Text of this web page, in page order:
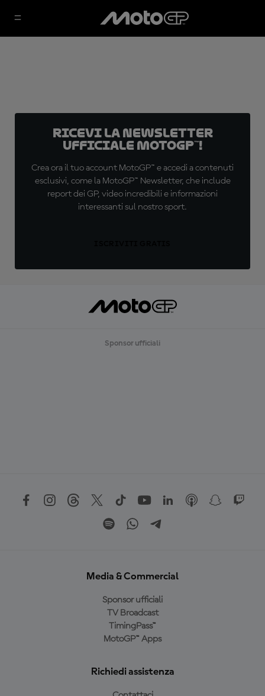
Ricevi la newsletter
ufficiale MotoGP™!
Crea ora il tuo account MotoGP™ e accedi a contenuti
esclusivi, come la MotoGP™ Newsletter, che include
report dei GP, video incredibili e informazioni
interessanti sul nostro sport.
Sponsor ufficiali
Media & Commercial
Sponsor ufficiali
TV Broadcast
TimingPass™
MotoGP™ Apps
Richiedi assistenza